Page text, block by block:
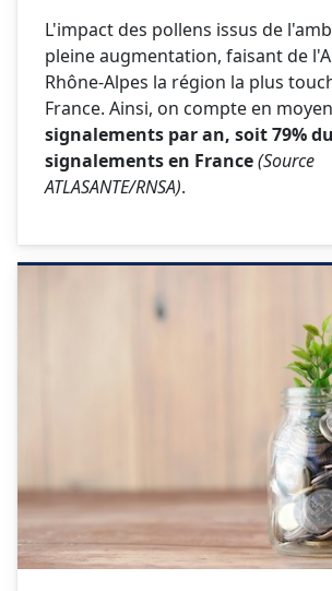
L'impact des pollens issus de
pleine augmentation, faisant de
Rhône-Alpes la région la plus
France. Ainsi, on compte en
signalements par an, soit 79%
signalements en France(Source
ATLASANTE/RNSA).